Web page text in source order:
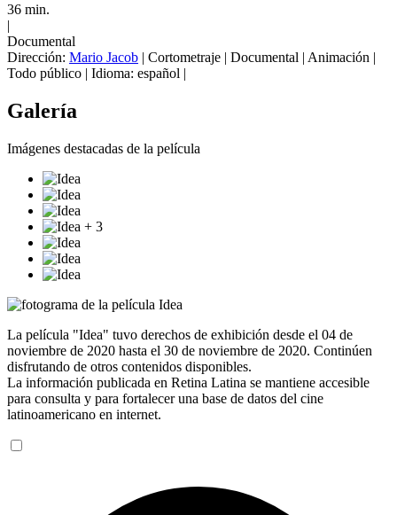
36 min.
|
Documental
Dirección: Mario Jacob | Cortometraje | Documental | Animación |
Todo público | Idioma: español |
Galería
Imágenes destacadas de la película
+ 3
La película "Idea" tuvo derechos de exhibición desde el 04 de
noviembre de 2020 hasta el 30 de noviembre de 2020. Continúen
disfrutando de otros contenidos disponibles.
La información publicada en Retina Latina se mantiene accesible
para consulta y para fortalecer una base de datos del cine
latinoamericano en internet.